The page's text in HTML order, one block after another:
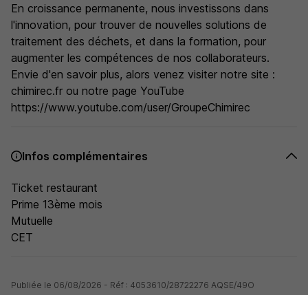
En croissance permanente, nous investissons dans
l'innovation, pour trouver de nouvelles solutions de
traitement des déchets, et dans la formation, pour
augmenter les compétences de nos collaborateurs.
Envie d'en savoir plus, alors venez visiter notre site :
chimirec.fr ou notre page YouTube
https://www.youtube.com/user/GroupeChimirec
Infos complémentaires
Ticket restaurant
Prime 13ème mois
Mutuelle
CET
Publiée le 06/08/2026 - Réf : 4053610/28722276 AQSE/49O